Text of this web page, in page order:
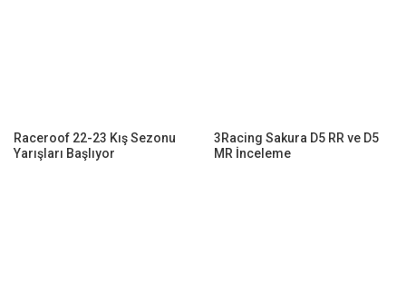
Raceroof 22-23 Kış Sezonu
Yarışları Başlıyor
3Racing Sakura D5 RR ve D5
MR İnceleme